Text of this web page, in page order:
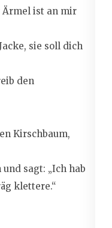
Ärmel ist an mir
sie soll dich
den
Kirschbaum,
sagt: „Ich hab
klettere.“